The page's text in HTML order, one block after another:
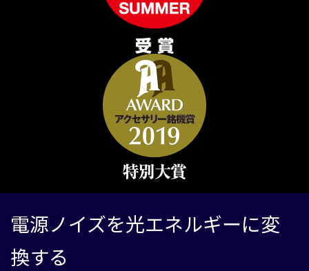
電源ノイズを光エネルギーに変
換する